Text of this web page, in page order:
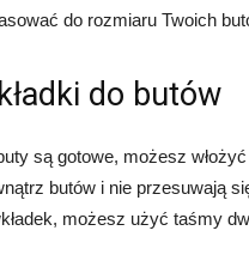
do rozmiaru Twoich
do butów
są gotowe, możesz
butów i nie przesuwają
możesz użyć taśmy